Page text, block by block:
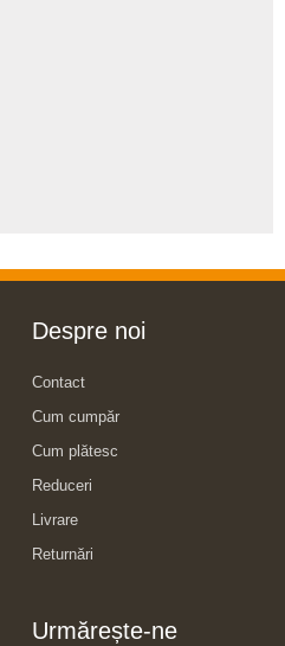
Despre noi
Contact
Cum cumpăr
Cum plătesc
Reduceri
Livrare
Returnări
Urmărește-ne